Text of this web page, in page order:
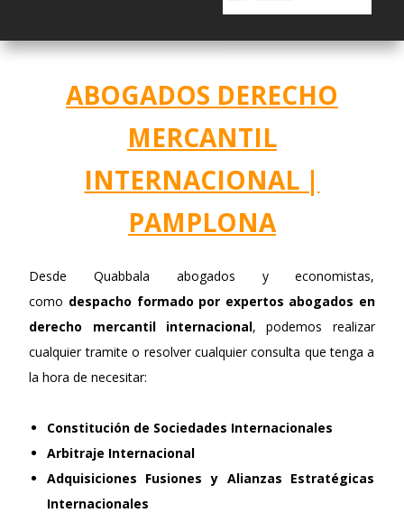
ABOGADOS DERECHO
MERCANTIL
INTERNACIONAL |
PAMPLONA
Desde Quabbala abogados y economistas,
como despacho formado por expertos abogados en
derecho mercantil internacional, podemos realizar
cualquier tramite o resolver cualquier consulta que tenga a
la hora de necesitar:
Constitución de Sociedades Internacionales
Arbitraje Internacional
Adquisiciones Fusiones y Alianzas Estratégicas
Internacionales